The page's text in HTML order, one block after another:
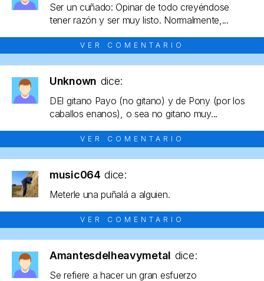
Ser un cuñado: Opinar de todo creyéndose
tener razón y ser muy listo. Normalmente,...
VER COMENTARIO
Unknown dice:
DEl gitano Payo (no gitano) y de Pony (por los
caballos enanos), o sea no gitano muy...
VER COMENTARIO
music064 dice:
Meterle una puñalá a alguien.
VER COMENTARIO
Amantesdelheavymetal dice:
Se refiere a hacer un gran esfuerzo